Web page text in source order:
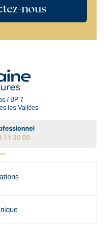
nous
/ BP 7
les Vallées
11 30 00